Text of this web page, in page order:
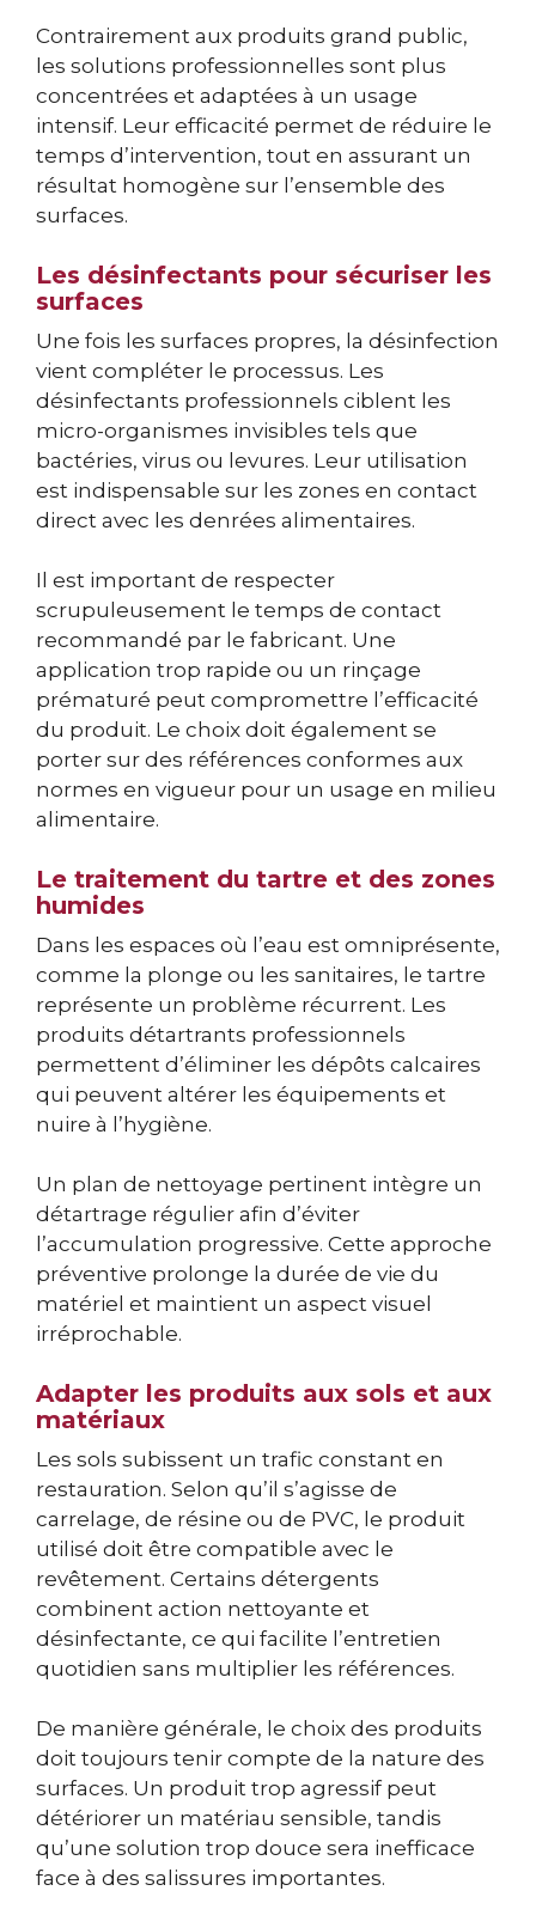
Contrairement aux produits grand public,
les solutions professionnelles sont plus
concentrées et adaptées à un usage
intensif. Leur efficacité permet de réduire le
temps d’intervention, tout en assurant un
résultat homogène sur l’ensemble des
surfaces.
Les désinfectants pour sécuriser les
surfaces
Une fois les surfaces propres, la désinfection
vient compléter le processus. Les
désinfectants professionnels ciblent les
micro-organismes invisibles tels que
bactéries, virus ou levures. Leur utilisation
est indispensable sur les zones en contact
direct avec les denrées alimentaires.
Il est important de respecter
scrupuleusement le temps de contact
recommandé par le fabricant. Une
application trop rapide ou un rinçage
prématuré peut compromettre l’efficacité
du produit. Le choix doit également se
porter sur des références conformes aux
normes en vigueur pour un usage en milieu
alimentaire.
Le traitement du tartre et des zones
humides
Dans les espaces où l’eau est omniprésente,
comme la plonge ou les sanitaires, le tartre
représente un problème récurrent. Les
produits détartrants professionnels
permettent d’éliminer les dépôts calcaires
qui peuvent altérer les équipements et
nuire à l’hygiène.
Un plan de nettoyage pertinent intègre un
détartrage régulier afin d’éviter
l’accumulation progressive. Cette approche
préventive prolonge la durée de vie du
matériel et maintient un aspect visuel
irréprochable.
Adapter les produits aux sols et aux
matériaux
Les sols subissent un trafic constant en
restauration. Selon qu’il s’agisse de
carrelage, de résine ou de PVC, le produit
utilisé doit être compatible avec le
revêtement. Certains détergents
combinent action nettoyante et
désinfectante, ce qui facilite l’entretien
quotidien sans multiplier les références.
De manière générale, le choix des produits
doit toujours tenir compte de la nature des
surfaces. Un produit trop agressif peut
détériorer un matériau sensible, tandis
qu’une solution trop douce sera inefficace
face à des salissures importantes.